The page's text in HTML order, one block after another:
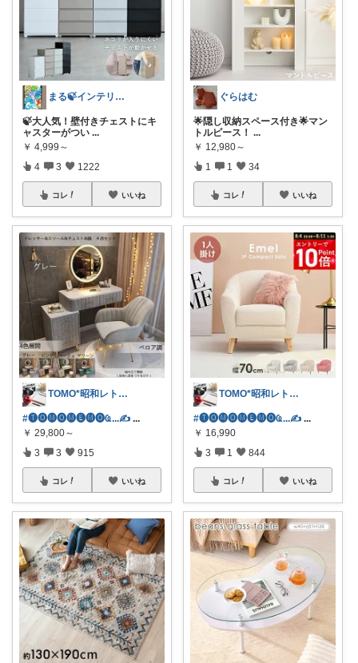
まる🍃インテリア×くらし
🍃大人気！壁付きチェストにキ
ャスターがつい ...
￥ 4,999～
4 3 1222
コレ いいね
TOMO*昭和レトロ 📷🍎
#🅣🅞︎🅜🅞︎🅜🅔︎🅜🅞︎︎︎︎Ҩ...✍ ...
￥ 29,800～
3 3 915
コレ いいね
ぐらはむ
🌟隠し収納スペース付き🌟マン
トルピース！ ...
￥ 12,980～
1 1 34
コレ いいね
TOMO*昭和レトロ 📷🍎
#🅣🅞︎🅜🅞︎🅜🅔︎🅜🅞︎︎︎︎Ҩ...✍ ...
￥ 16,990
3 1 844
コレ いいね